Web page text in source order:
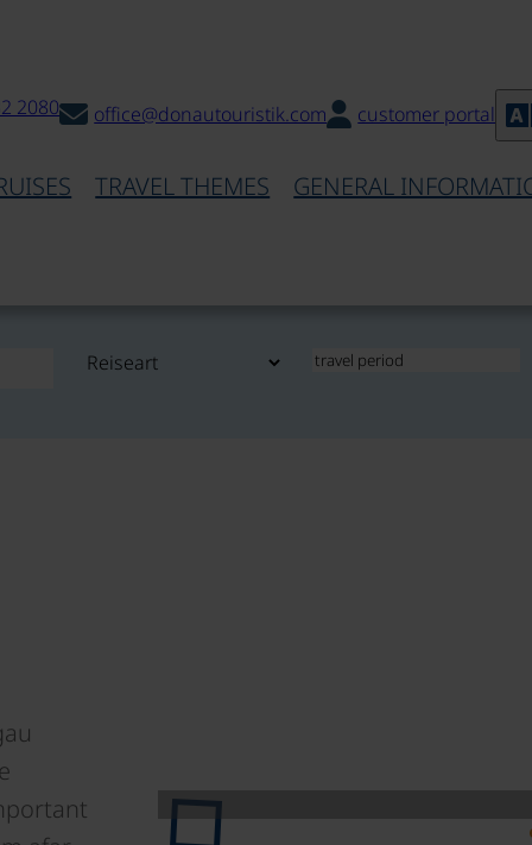
2080 office@donautouristik.com customer portal
TRAVEL THEMES GENERAL